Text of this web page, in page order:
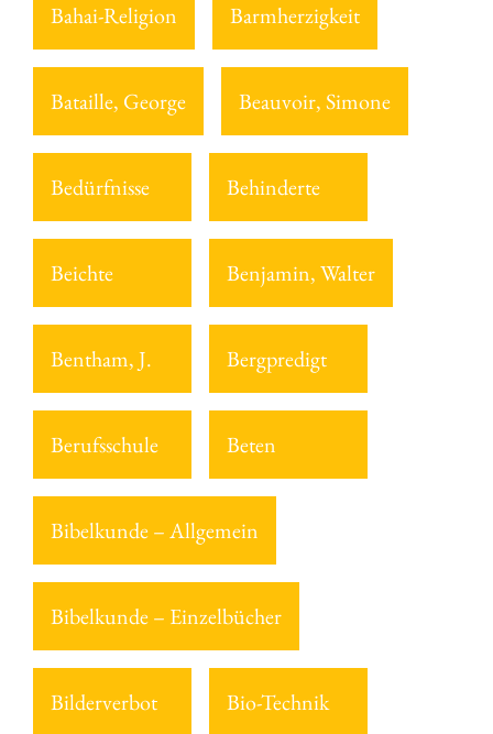
Bahai-Religion Barmherzigkeit
Bataille, George Beauvoir, Simone
Bedürfnisse Behinderte
Beichte Benjamin, Walter
Bentham, J. Bergpredigt
Berufsschule Beten
Bibelkunde – Allgemein
Bibelkunde – Einzelbücher
Bilderverbot Bio-Technik